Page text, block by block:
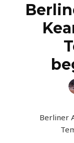
Berliner